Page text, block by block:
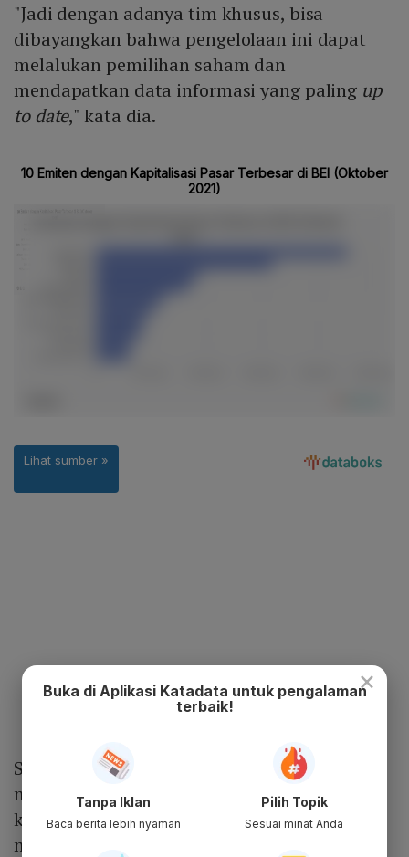
"Jadi dengan adanya tim khusus, bisa
dibayangkan bahwa pengelolaan ini dapat
melalukan pemilihan saham dan
mendapatkan data informasi yang paling up
to date," kata dia.
Sebagai informasi, investor sudah dapat
memesan produk reksa dana ini melalui
kantor-kantor cabang bank BCA. BCA juga
menawarkan program
×
Buka di Aplikasi Katadata untuk pengalaman
terbaik!
Tanpa Iklan
Baca berita lebih nyaman
Pilih Topik
Sesuai minat Anda